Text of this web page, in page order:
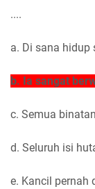
....
a. Di sana hidup
b. Ia sangat
c. Semua
d. Seluruh isi
e. Kancil pernah